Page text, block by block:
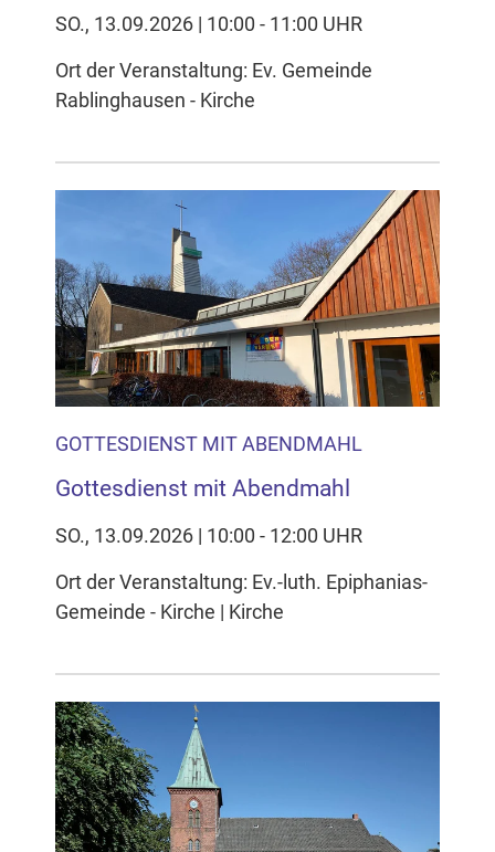
SO., 13.09.2026 | 10:00 - 11:00 UHR
Ort der Veranstaltung: Ev. Gemeinde
Rablinghausen - Kirche
GOTTESDIENST MIT ABENDMAHL
Gottesdienst mit Abendmahl
SO., 13.09.2026 | 10:00 - 12:00 UHR
Ort der Veranstaltung: Ev.-luth. Epiphanias-
Gemeinde - Kirche | Kirche